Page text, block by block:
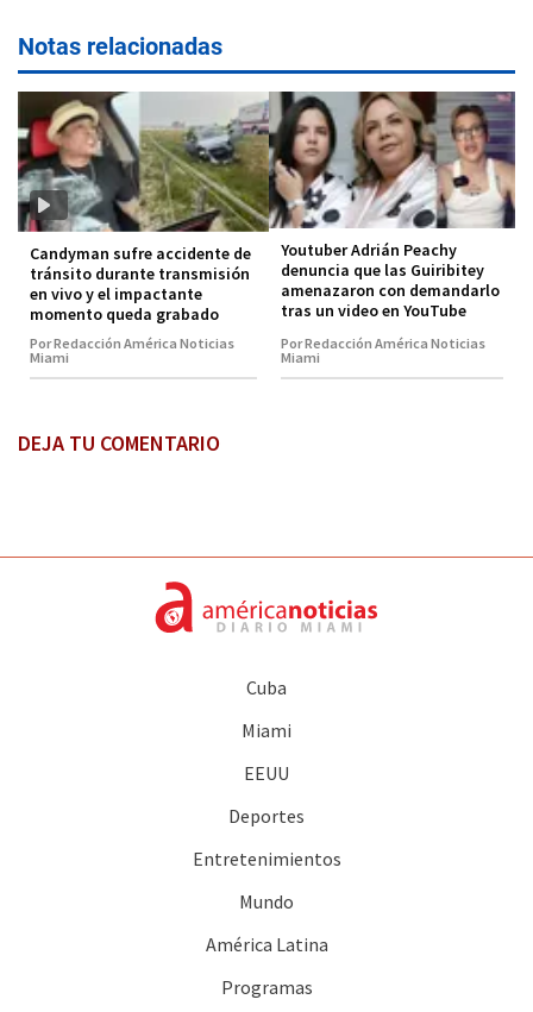
Notas relacionadas
Candyman sufre accidente de
tránsito durante transmisión
en vivo y el impactante
momento queda grabado
Por Redacción América Noticias
Miami
Youtuber Adrián Peachy
denuncia que las Guiribitey
amenazaron con demandarlo
tras un video en YouTube
Por Redacción América Noticias
Miami
DEJA TU COMENTARIO
Cuba
Miami
EEUU
Deportes
Entretenimientos
Mundo
América Latina
Programas